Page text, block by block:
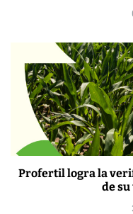
Profertil logra la
de